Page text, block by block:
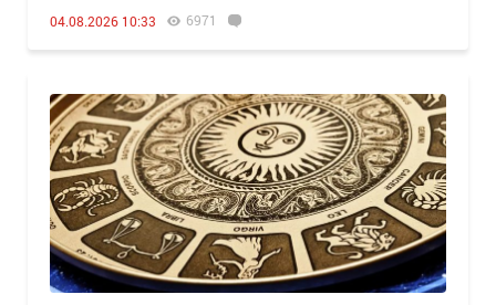
04.08.2026 10:33 6971